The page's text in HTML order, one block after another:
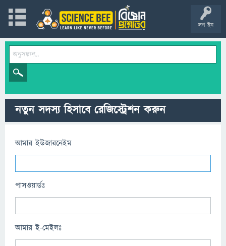
লগ ইন
নতুন সদস্য হিসাবে রেজিস্ট্রেশন করুন
আমার ইউজারনেইম
পাসওয়ার্ডঃ
আমার ই-মেইলঃ